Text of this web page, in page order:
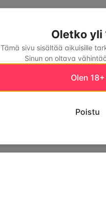
Oletko yli
Tämä sivu sisältää aikuisille
Sinun on oltava
Olen 18+
Poistu